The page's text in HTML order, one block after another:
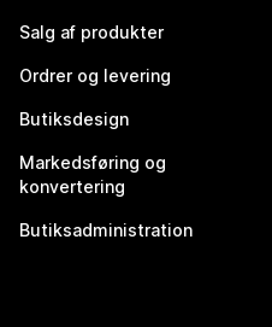
Salg af produkter
Ordrer og levering
Butiksdesign
Markedsføring og
konvertering
Butiksadministration